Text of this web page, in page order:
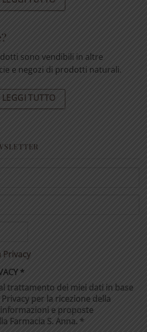
sono vendibili in altre
e negozi di prodotti naturali.
LEGGI TUTTO
Privacy
*
trattamento dei miei dati in base
per la ricezione della
e proposte
Farmacia S. Anna. *